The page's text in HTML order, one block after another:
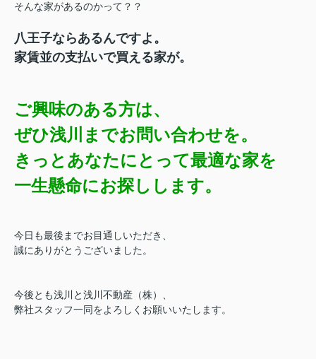
そんな家があるのかって？？
八王子ならあるんですよ。
家賃並の支払いで買える家が。
ご興味のある方は、
ぜひ浅川までお問い合わせを。
きっとあなたにとって最適な家を
一生懸命にお探しします。
今日も最後までお目通しいただき、
誠にありがとうございました。
今後とも浅川と浅川不動産（株）、
弊社スタッフ一同をよろしくお願いいたします。